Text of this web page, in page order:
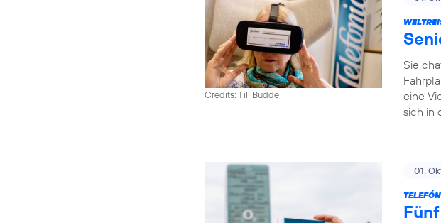
Credits: Till Budde
Sie
eine
sich in
01.